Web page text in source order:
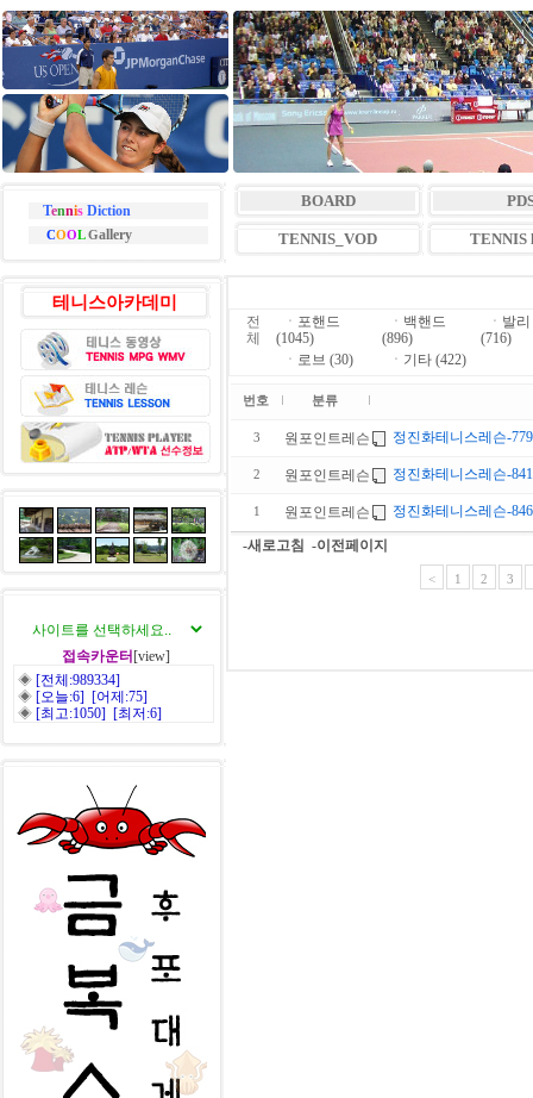
TennisDiction
COOLGallery
BOARD
TENNIS_VOD TENNIS
테니스아카데미
접속카운터 [view]
◈ [전체:989334]
◈ [오늘:6] [어제:75]
◈ [최고:1050] [최저:6]
전
체
ㆍ 포핸드
(1045)
ㆍ 백핸드
(896)
ㆍ 발리
(716)
ㆍ 로브 (30) ㆍ 기타 (422)
번호 분류
3 원포인트레슨 정진화테니스레슨-
2 원포인트레슨 정진화테니스레슨-
1 원포인트레슨 정진화테니스레슨-
-새로고침 -이전페이지
< 1 2 3